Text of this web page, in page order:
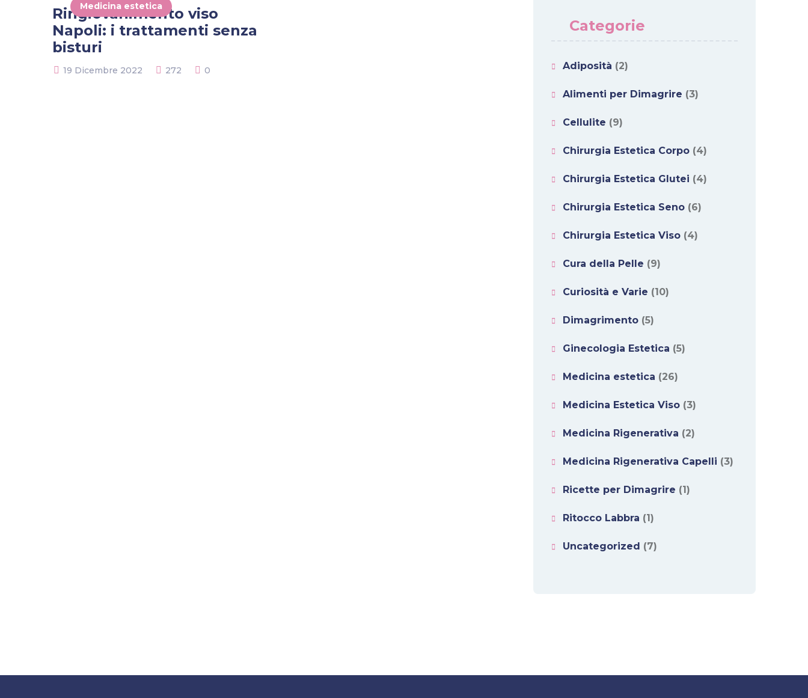
Medicina estetica
Ringiovanimento viso
Napoli: i trattamenti senza
bisturi
19 Dicembre 2022 272 0
Categorie
Adiposità (2)
Alimenti per Dimagrire (3)
Cellulite (9)
Chirurgia Estetica Corpo (4)
Chirurgia Estetica Glutei (4)
Chirurgia Estetica Seno (6)
Chirurgia Estetica Viso (4)
Cura della Pelle (9)
Curiosità e Varie (10)
Dimagrimento (5)
Ginecologia Estetica (5)
Medicina estetica (26)
Medicina Estetica Viso (3)
Medicina Rigenerativa (2)
Medicina Rigenerativa Capelli (3)
Ricette per Dimagrire (1)
Ritocco Labbra (1)
Uncategorized (7)